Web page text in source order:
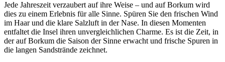
Jede Jahreszeit verzaubert auf ihre Weise – und auf Borkum wird
dies zu einem Erlebnis für alle Sinne. Spüren Sie den frischen Wind
im Haar und die klare Salzluft in der Nase. In diesen Momenten
entfaltet die Insel ihren unvergleichlichen Charme. Es ist die Zeit, in
der auf Borkum die Saison der Sinne erwacht und frische Spuren in
die langen Sandstrände zeichnet.